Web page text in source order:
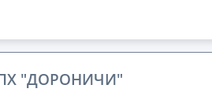
"ДОРОНИЧИ"